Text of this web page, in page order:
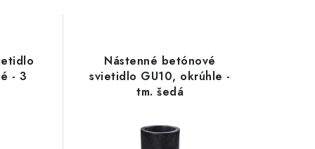
- 3
Nástenné betónové
svietidlo GU10, okrúhle -
tm. šedá